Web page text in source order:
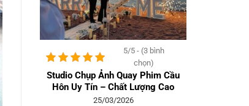
5/5 - (3 bình
chọn)
Studio Chụp Ảnh Quay Phim Cầu
Hôn Uy Tín – Chất Lượng Cao
25/03/2026